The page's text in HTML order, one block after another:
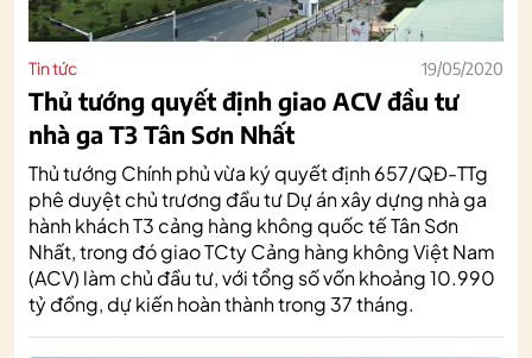
Tin tức 19/05/2020
Thủ tướng quyết định giao ACV đầu tư
nhà ga T3 Tân Sơn Nhất
Thủ tướng Chính phủ vừa ký quyết định 657/QĐ-TTg
phê duyệt chủ trương đầu tư Dự án xây dựng nhà ga
hành khách T3 cảng hàng không quốc tế Tân Sơn
Nhất, trong đó giao TCty Cảng hàng không Việt Nam
(ACV) làm chủ đầu tư, với tổng số vốn khoảng 10.990
tỷ đồng, dự kiến hoàn thành trong 37 tháng.